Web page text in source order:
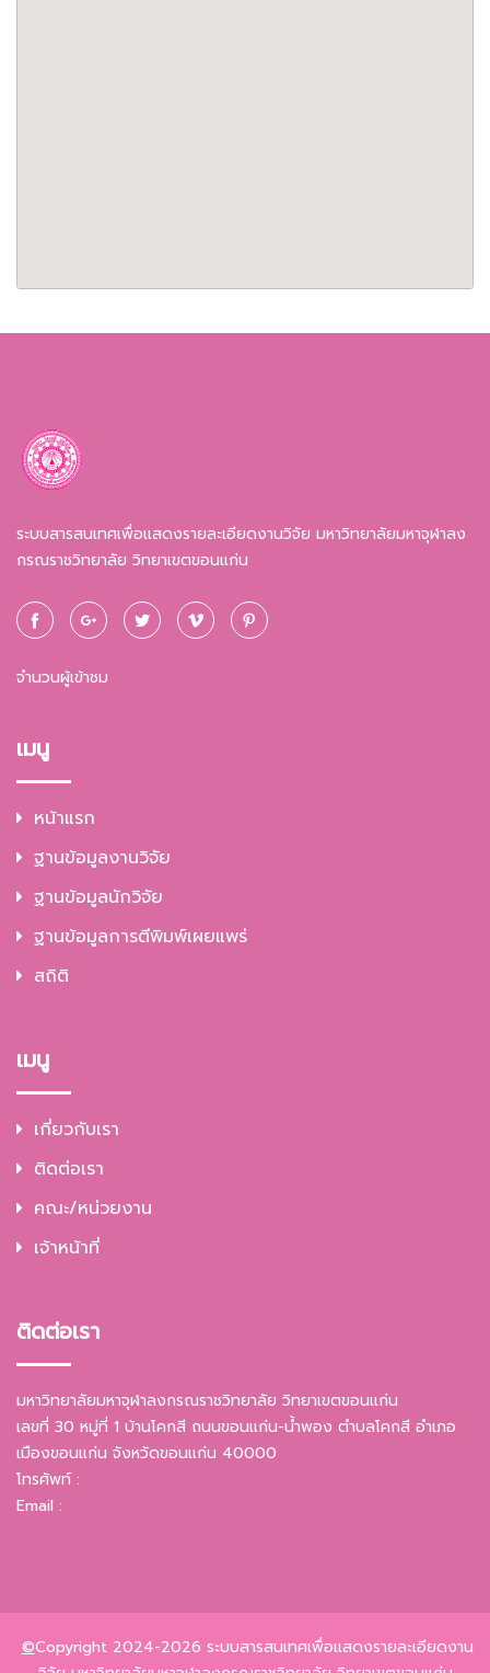
ระบบสารสนเทศเพื่อแสดงรายละเอียดงานวิจัย มหาวิทยาลัยมหาจุฬาลง
กรณราชวิทยาลัย วิทยาเขตขอนแก่น
จำนวนผู้เข้าชม
เมนู
หน้าแรก
ฐานข้อมูลงานวิจัย
ฐานข้อมูลนักวิจัย
ฐานข้อมูลการตีพิมพ์เผยแพร่
สถิติ
เมนู
เกี่ยวกับเรา
ติดต่อเรา
คณะ/หน่วยงาน
เจ้าหน้าที่
ติดต่อเรา
มหาวิทยาลัยมหาจุฬาลงกรณราชวิทยาลัย วิทยาเขตขอนแก่น
เลขที่ 30 หมู่ที่ 1 บ้านโคกสี ถนนขอนแก่น-น้ำพอง ตำบลโคกสี อำเภอ
เมืองขอนแก่น จังหวัดขอนแก่น 40000
โทรศัพท์ :
Email :
©Copyright 2024-2026 ระบบสารสนเทศเพื่อแสดงรายละเอียดงาน